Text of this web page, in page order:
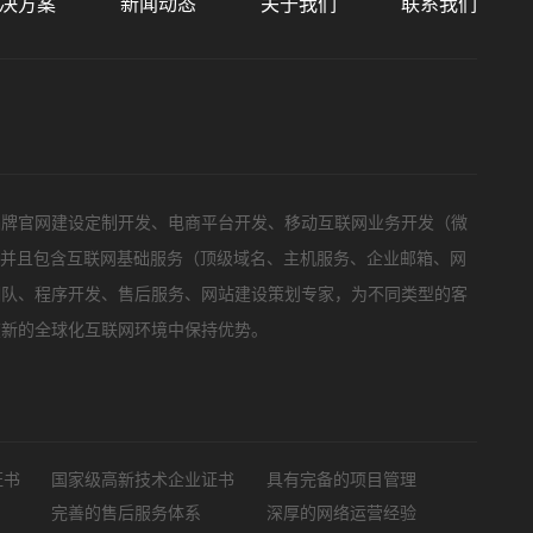
官网建设定制开发、电商平台开发、移动互联网业务开发（微
且包含互联网基础服务（顶级域名、主机服务、企业邮箱、网
、程序开发、售后服务、网站建设策划专家，为不同类型的客
的全球化互联网环境中保持优势。
国家级高新技术企业证书
具有完备的项目管理
完善的售后服务体系 深厚的网络运营经验